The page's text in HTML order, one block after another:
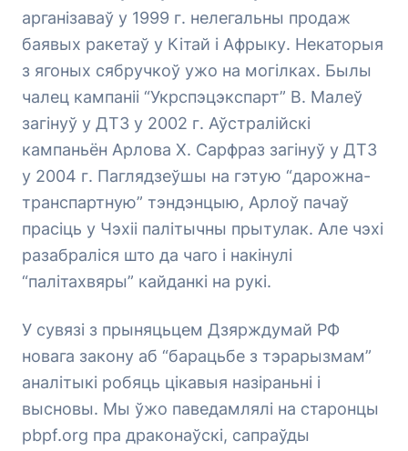
арганізаваў у 1999 г. нелегальны продаж
баявых ракетаў у Кітай і Афрыку. Некаторыя
з ягоных сябручкоў ужо на могілках. Былы
чалец кампаніі “Укрспэцэкспарт” В. Малеў
загінуў у ДТЗ у 2002 г. Аўстралійскі
кампаньён Арлова Х. Сарфраз загінуў у ДТЗ
у 2004 г. Паглядзеўшы на гэтую “дарожна-
транспартную” тэндэнцыю, Арлоў пачаў
прасіць у Чэхіі палітычны прытулак. Але чэхі
разабраліся што да чаго і накінулі
“палітахвяры” кайданкі на рукі.
У сувязі з прыняцьцем Дзярждумай РФ
новага закону аб “барацьбе з тэрарызмам”
аналітыкі робяць цікавыя назіраньні і
высновы. Мы ўжо паведамлялі на старонцы
pbpf.org пра драконаўскі, сапраўды